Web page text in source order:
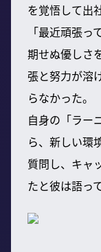
を覚悟して出
「最近頑張
期せぬ優しさ
張と努力が溶
らなかった。
自身の「ラー
ら、新しい環
質問し、キャ
たと彼は語っ